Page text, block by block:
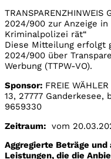
TRANSPARENZHINWEIS
2024/900 zur Anzeige
Kriminalpolizei rät“
Diese Mitteilung erfolgt
2024/900 über
Werbung (TTPW-VO).
Sponsor: FREIE
13, 27777
9659330
Zeitraum: vom
Aggregierte Beträge
Leistungen, die die